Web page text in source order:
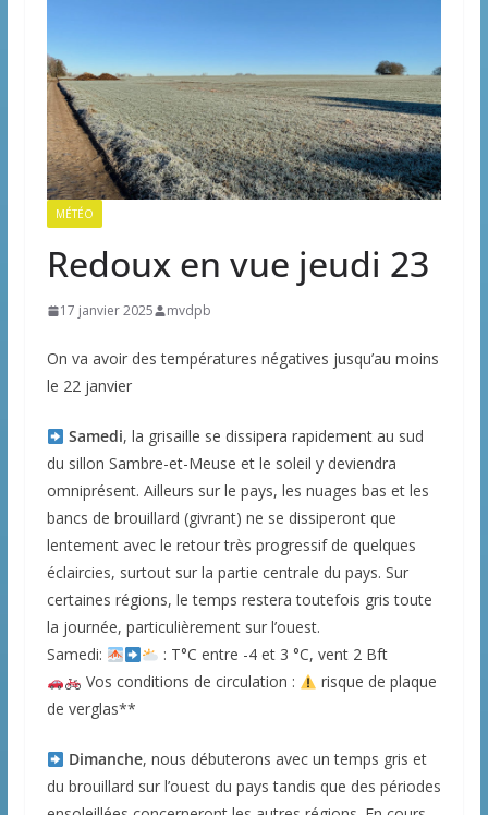
MÉTÉO
Redoux en vue jeudi 23
17 janvier 2025 mvdpb
On va avoir des températures négatives jusqu’au moins
le 22 janvier
Samedi, la grisaille se dissipera rapidement au sud
du sillon Sambre-et-Meuse et le soleil y deviendra
omniprésent. Ailleurs sur le pays, les nuages bas et les
bancs de brouillard (givrant) ne se dissiperont que
lentement avec le retour très progressif de quelques
éclaircies, surtout sur la partie centrale du pays. Sur
certaines régions, le temps restera toutefois gris toute
la journée, particulièrement sur l’ouest.
Samedi:
: T°C entre -4 et 3 °C, vent 2 Bft
Vos conditions de circulation :
risque de plaque
de verglas**
Dimanche, nous débuterons avec un temps gris et
du brouillard sur l’ouest du pays tandis que des périodes